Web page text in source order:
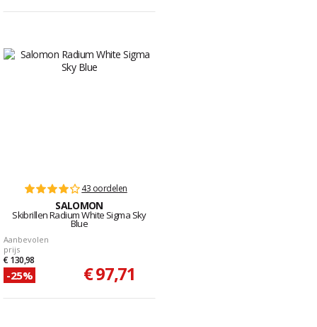
43 oordelen
SALOMON
Skibrillen Radium White Sigma Sky
Blue
Aanbevolen
prijs
€ 130,98
-25% € 97,71